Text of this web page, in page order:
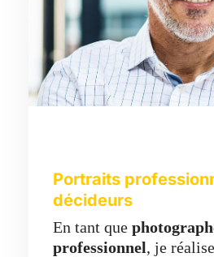
Portraits
décideurs
En tant que
professionnel, je